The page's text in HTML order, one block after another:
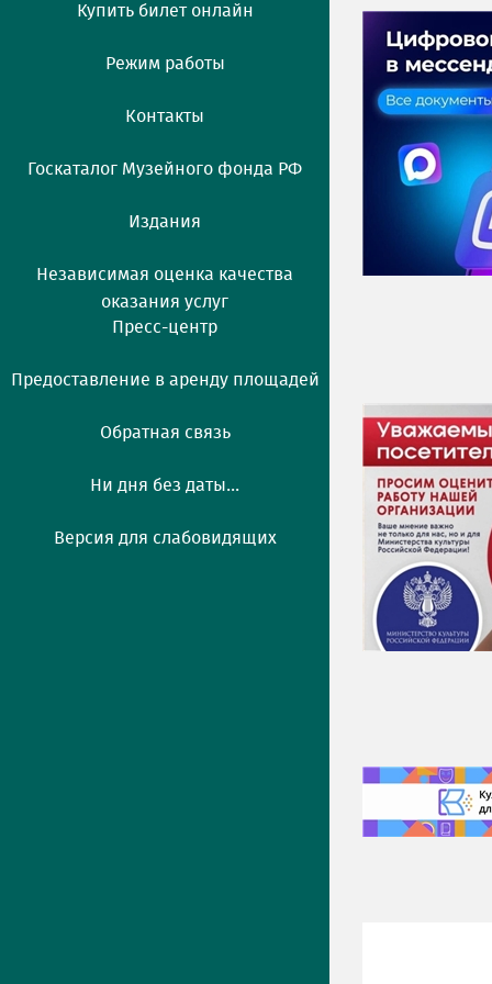
Купить билет онлайн
Режим работы
Контакты
Госкаталог Музейного фонда РФ
Издания
Независимая оценка качества
оказания услуг
Пресс-центр
Предоставление в аренду площадей
Обратная связь
Ни дня без даты...
Версия для слабовидящих